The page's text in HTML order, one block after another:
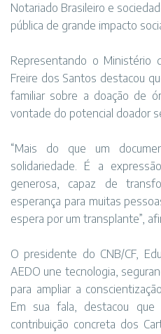
Notariado Brasileiro e
pública de grande impacto
Representando o Ministério
Freire dos Santos destacou
familiar sobre a doação de
vontade do potencial doador
“Mais do que um
solidariedade. É a
generosa, capaz de
esperança para muitas
espera por um transplante”,
O presidente do CNB/CF,
AEDO une tecnologia,
para ampliar a
Em sua fala, destacou que
contribuição concreta dos